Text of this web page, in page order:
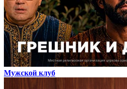
Мужской клуб